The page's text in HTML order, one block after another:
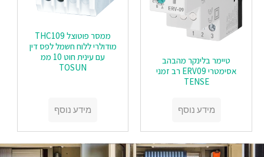
טיימר בלינקר מהבהב
אסימטרי ERV09 רב זמני
TENSE
מידע נוסף
ממסר פוטוצל THC109
מודולרי ללוח חשמל לפס דין
עם עינית חוט 10 ממ
TOSUN
מידע נוסף